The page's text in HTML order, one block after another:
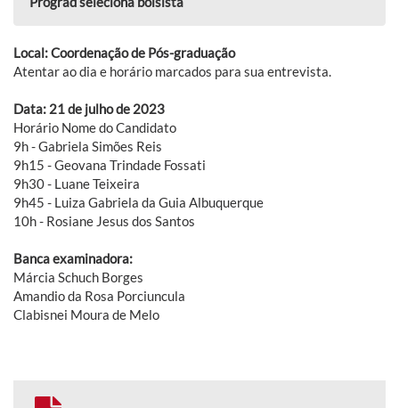
Local: Coordenação de Pós-graduação
Atentar ao dia e horário marcados para sua entrevista.
Data: 21 de julho de 2023
Horário Nome do Candidato
9h - Gabriela Simões Reis
9h15 - Geovana Trindade Fossati
9h30 - Luane Teixeira
9h45 - Luiza Gabriela da Guia Albuquerque
10h - Rosiane Jesus dos Santos
Banca examinadora:
Márcia Schuch Borges
Amandio da Rosa Porciuncula
Clabisnei Moura de Melo